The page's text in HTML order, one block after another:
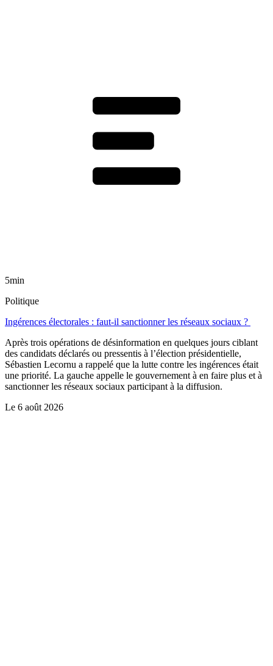
5min
Politique
Ingérences électorales : faut-il sanctionner les réseaux sociaux ?
Après trois opérations de désinformation en quelques jours ciblant
des candidats déclarés ou pressentis à l’élection présidentielle,
Sébastien Lecornu a rappelé que la lutte contre les ingérences était
une priorité. La gauche appelle le gouvernement à en faire plus et à
sanctionner les réseaux sociaux participant à la diffusion.
Le 6 août 2026